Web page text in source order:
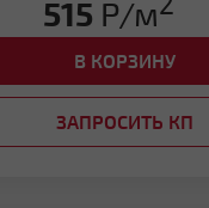
515 Р/м
В КОРЗИНУ
ЗАПРОСИТЬ КП